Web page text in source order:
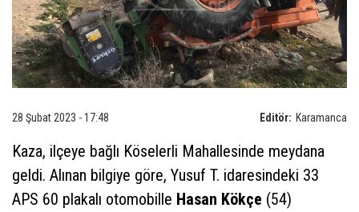
Editör: Karamanca
28 Şubat 2023 - 17:48
Kaza, ilçeye bağlı Köselerli Mahallesinde meydana
geldi. Alınan bilgiye göre, Yusuf T. idaresindeki 33
APS 60 plakalı otomobille Hasan Kökçe (54)